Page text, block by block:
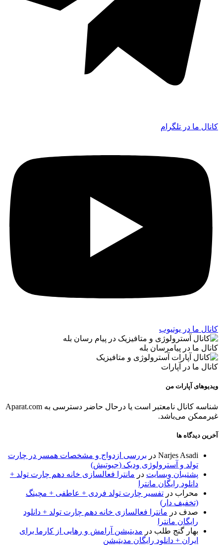
کانال ما در تلگرام
کانال ما در یوتیوب
کانال ما در پیامرسان بله
کانال ما در آپارات
ویدیوهای آپارات من
شناسه کانال نامعتبر است یا درحال حاضر دسترسی به Aparat.com
غیرممکن می‌باشد.
آخرین دیدگاه ها
Narjes Asadi در بررسی ازدواج و مشخصات همسر در چارت
تولد و آسترولوژی ودیک (جیوتیش)
پشتیبان وبسایت در مانترا فعالسازی خانه دهم چارت تولد +
دانلود رایگان مانترا
محراب در تفسیر چارت تولد فردی + عاطفی + مچینگ
(تخفیف دار)
صدف در مانترا فعالسازی خانه دهم چارت تولد + دانلود
رایگان مانترا
بهار گنج طلب در مدیتیشن آرامش و رهایی از کارما برای
ایران + دانلود رایگان مدیتیشن